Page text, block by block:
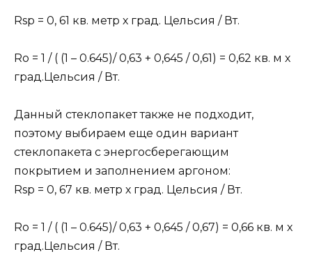
Rsp = 0, 61 кв. метр х град. Цельсия / Вт.
Ro = 1 / ( (1 – 0.645)/ 0,63 + 0,645 / 0,61) = 0,62 кв. м х
град.Цельсия / Вт.
Данный стеклопакет также не подходит,
поэтому выбираем еще один вариант
стеклопакета с энергосберегающим
покрытием и заполнением аргоном:
Rsp = 0, 67 кв. метр х град. Цельсия / Вт.
Ro = 1 / ( (1 – 0.645)/ 0,63 + 0,645 / 0,67) = 0,66 кв. м х
град.Цельсия / Вт.